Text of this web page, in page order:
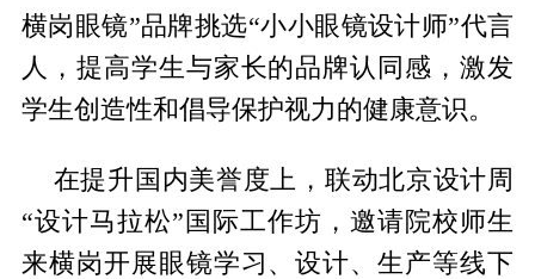
横岗眼镜”品牌挑选“小小眼镜设计师”代言
人，提高学生与家长的品牌认同感，激发
学生创造性和倡导保护视力的健康意识。
在提升国内美誉度上，联动北京设计周
“设计马拉松”国际工作坊，邀请院校师生
来横岗开展眼镜学习、设计、生产等线下